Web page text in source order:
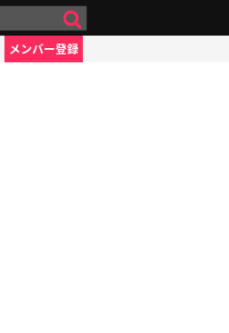
メンバー登録